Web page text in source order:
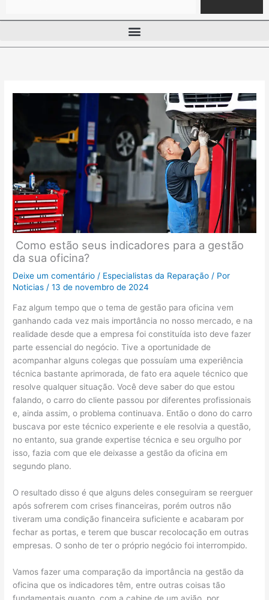
Como estão seus indicadores para a gestão
da sua oficina?
Deixe um comentário / Especialistas da Reparação / Por
Noticias /13 de novembro de 2024
Faz algum tempo que o tema de gestão para oficina vem
ganhando cada vez mais importância no nosso mercado, e na
realidade desde que a empresa foi constituída isto deve fazer
parte essencial do negócio. Tive a oportunidade de
acompanhar alguns colegas que possuíam uma experiência
técnica bastante aprimorada, de fato era aquele técnico que
resolve qualquer situação. Você deve saber do que estou
falando, o carro do cliente passou por diferentes profissionais
e, ainda assim, o problema continuava. Então o dono do carro
buscava por este técnico experiente e ele resolvia a questão,
no entanto, sua grande expertise técnica e seu orgulho por
isso, fazia com que ele deixasse a gestão da oficina em
segundo plano.
O resultado disso é que alguns deles conseguiram se reerguer
após sofrerem com crises financeiras, porém outros não
tiveram uma condição financeira suficiente e acabaram por
fechar as portas, e terem que buscar recolocação em outras
empresas. O sonho de ter o próprio negócio foi interrompido.
Vamos fazer uma comparação da importância na gestão da
oficina que os indicadores têm, entre outras coisas tão